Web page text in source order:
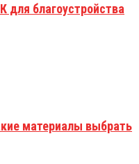
для благоустройства
материалы выбрать